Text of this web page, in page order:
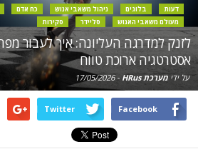
דעות בלוגים ניהול משאבי אנוש כח אדם
מעולם משאבי האנוש
סליידר סקירות
לזנק למדרגה העליונה: איך לעבור
אסטרטגיה ארוכת טווח
על ידי מערכת HRus -
17/05/2026
Facebook
Twitter